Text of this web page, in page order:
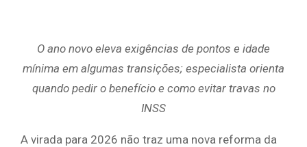
O ano novo eleva exigências de pontos e idade
mínima em algumas transições; especialista orienta
quando pedir o benefício e como evitar travas no
INSS
A virada para 2026 não traz uma nova reforma da